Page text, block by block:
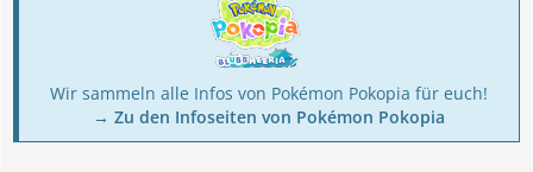
Wir sammeln alle Infos von Pokémon Pokopia für euch!
→ Zu den Infoseiten von Pokémon Pokopia